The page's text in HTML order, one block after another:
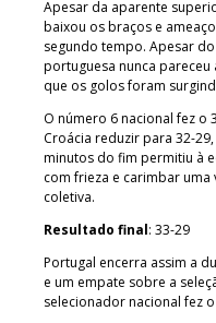
Apesar da aparente
baixou os braços e
segundo tempo. Apesar
portuguesa nunca
que os golos foram
O número 6 nacional fez o
Croácia reduzir para 32-
minutos do fim permitiu à
com frieza e carimbar
coletiva.
Resultado final: 33-29
Portugal encerra assim a
e um empate sobre a
selecionador nacional fez